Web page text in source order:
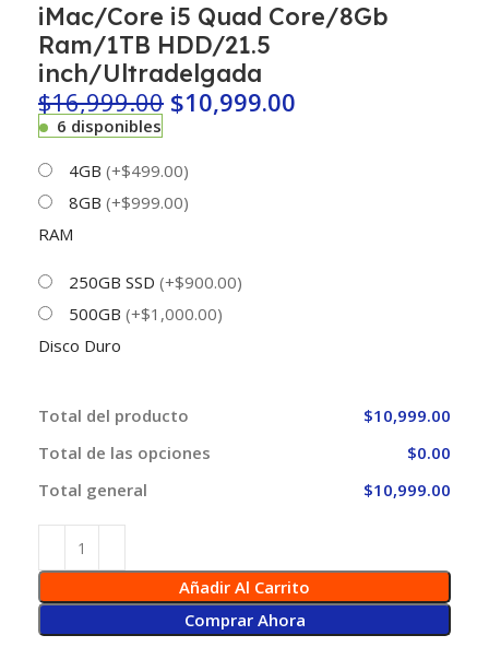
iMac/Core i5 Quad Core/8Gb
Ram/1TB HDD/21.5
inch/Ultradelgada
$16,999.00 $10,999.00
6 disponibles
4GB(+$499.00)
8GB(+$999.00)
RAM
250GB SSD(+$900.00)
500GB(+$1,000.00)
Disco Duro
Total del producto
$10,999.00
Total de las opciones
$0.00
Total general
$10,999.00
Añadir Al Carrito
Comprar Ahora